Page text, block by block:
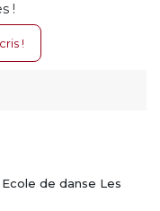
!
!
de danse Les